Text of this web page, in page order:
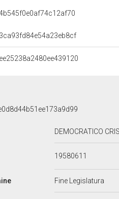
DEMOCRATICO
19580611
Fine Legislatura